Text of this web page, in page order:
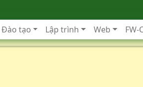
Đào tạo Lập trình Web FW-